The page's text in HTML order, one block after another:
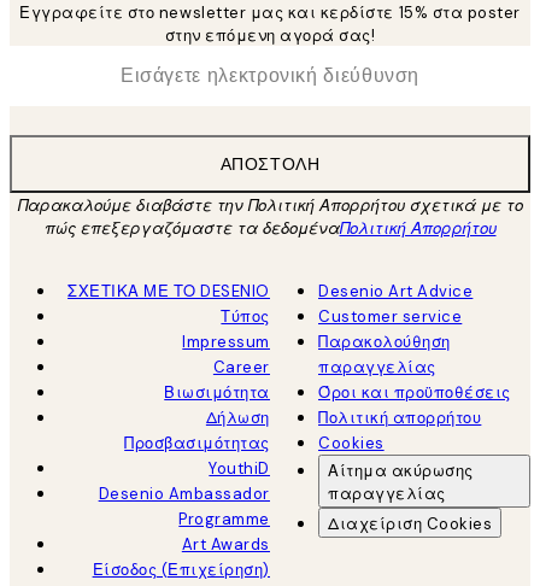
Εγγραφείτε στο newsletter μας και κερδίστε 15% στα poster
στην επόμενη αγορά σας!
Ηλεκτρονική Διεύθυνση
ΑΠΟΣΤΟΛΉ
Παρακαλούμε διαβάστε την Πολιτική Απορρήτου σχετικά με το
πώς επεξεργαζόμαστε τα δεδομέναΠολιτική Απορρήτου
ΣΧΕΤΙΚΑ ΜΕ ΤΟ DESENIO
Τύπος
Impressum
Career
Βιωσιμότητα
Δήλωση
Προσβασιμότητας
YouthiD
Desenio Ambassador
Programme
Art Awards
Είσοδος (Επιχείρηση)
Desenio Art Advice
Customer service
Παρακολούθηση
παραγγελίας
Όροι και προϋποθέσεις
Πολιτική απορρήτου
Cookies
Αίτημα ακύρωσης
παραγγελίας
Διαχείριση Cookies